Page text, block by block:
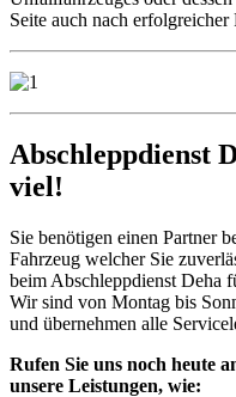
Seite auch nach erfolgreicher
Abschleppdienst
viel!
Sie benötigen einen Partner
Fahrzeug welcher Sie
beim Abschleppdienst Deha
Wir sind von Montag bis
und übernehmen alle
Rufen Sie uns noch heute
unsere Leistungen, wie: